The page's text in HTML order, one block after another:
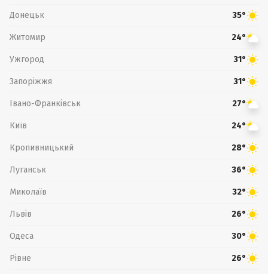
Донецьк 35°
Житомир 24°
Ужгород 31°
Запоріжжя 31°
Івано-Франківськ 27°
Київ 24°
Кропивницький 28°
Луганськ 36°
Миколаїв 32°
Львів 26°
Одеса 30°
Рівне 26°